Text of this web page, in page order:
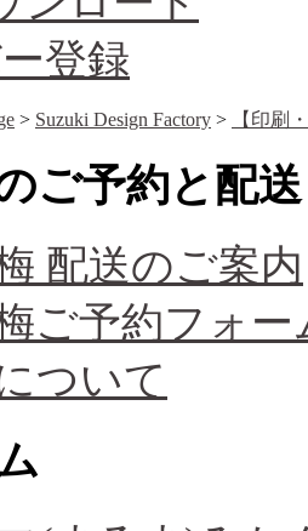
登録
> Suzuki Design Factory > 【印刷
ご予約と配送
配送のご案内
ご予約フォー
ついて